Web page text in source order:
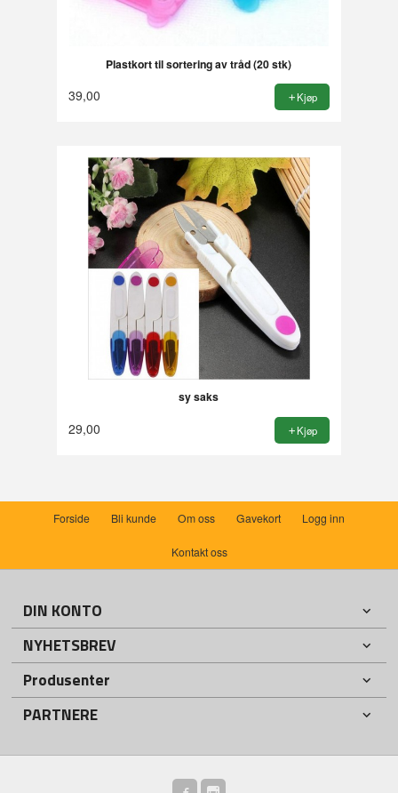
Plastkort til sortering av tråd (20 stk)
39,00 Kjøp
sy saks
29,00 Kjøp
Forside Bli kunde Om oss Gavekort Logg inn
Kontakt oss
DIN KONTO
NYHETSBREV
Produsenter
PARTNERE